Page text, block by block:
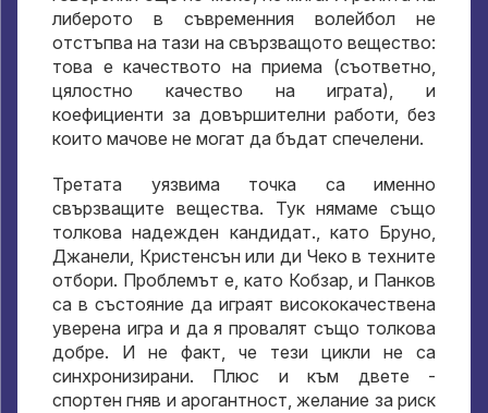
либерото в съвременния волейбол не
отстъпва на тази на свързващото вещество:
това е качеството на приема (съответно,
цялостно качество на играта), и
коефициенти за довършителни работи, без
които мачове не могат да бъдат спечелени.
Третата уязвима точка са именно
свързващите вещества. Тук нямаме също
толкова надежден кандидат., като Бруно,
Джанели, Кристенсън или ди Чеко в техните
отбори. Проблемът е, като Кобзар, и Панков
са в състояние да играят висококачествена
уверена игра и да я провалят също толкова
добре. И не факт, че тези цикли не са
синхронизирани. Плюс и към двете -
спортен гняв и арогантност, желание за риск